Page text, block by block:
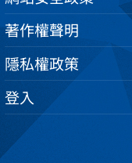
著作權聲明
隱私權政策
登入